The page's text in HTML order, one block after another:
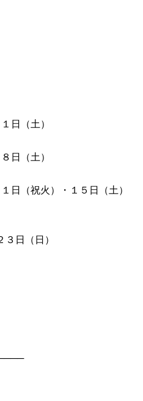
日（土）
（土）
（祝火）・１５日（土）
日（日）